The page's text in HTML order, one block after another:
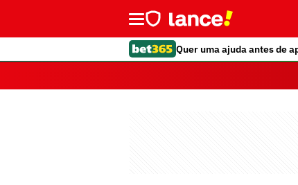
Quer uma ajuda antes de